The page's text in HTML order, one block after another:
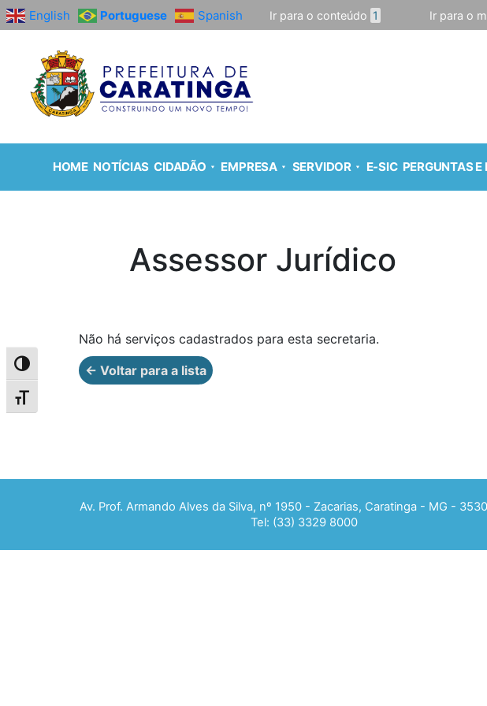
Alternar alto contraste
Alternar tamanho da fonte
English Portuguese Spanish Ir para o conteúdo 1 Ir para o
HOME NOTÍCIAS CIDADÃO EMPRESA SERVIDOR E-SIC PERGUNTAS
Assessor Jurídico
Não há serviços cadastrados para esta secretaria.
← Voltar para a lista
Av. Prof. Armando Alves da Silva, nº 1950 - Zacarias, Caratinga - MG -
Tel: (33) 3329 8000